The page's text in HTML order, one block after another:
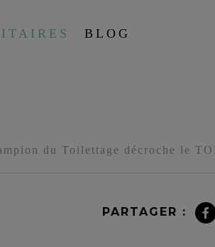
BLOG
du Toilettage décroche le
PARTAGER :